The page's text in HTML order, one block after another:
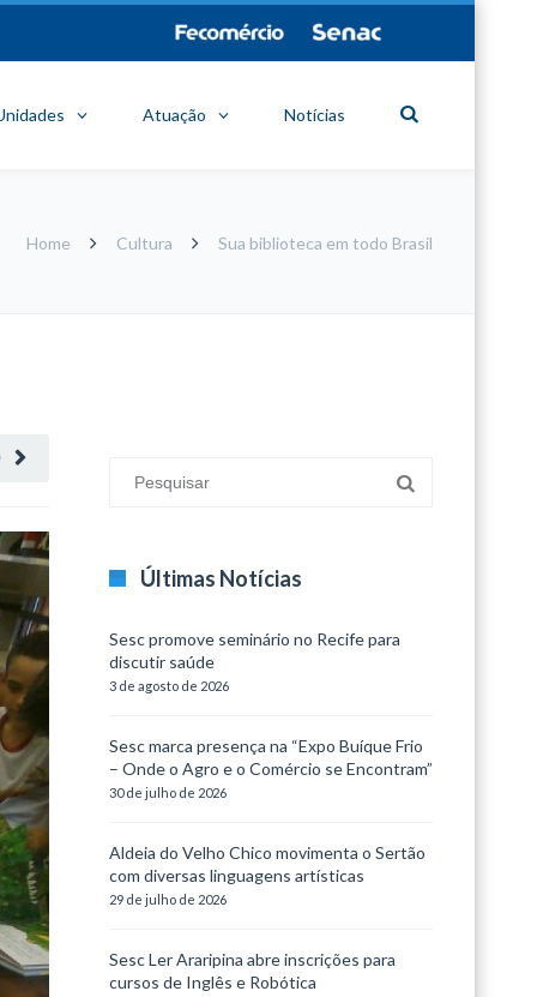
Atuação Notícias
Home Cultura Sua biblioteca em todo Brasil
Últimas Notícias
Sesc promove seminário no Recife para
discutir saúde
3 de agosto de 2026
Sesc marca presença na “Expo Buíque Frio
– Onde o Agro e o Comércio se Encontram”
30 de julho de 2026
Aldeia do Velho Chico movimenta o Sertão
com diversas linguagens artísticas
29 de julho de 2026
Sesc Ler Araripina abre inscrições para
cursos de Inglês e Robótica